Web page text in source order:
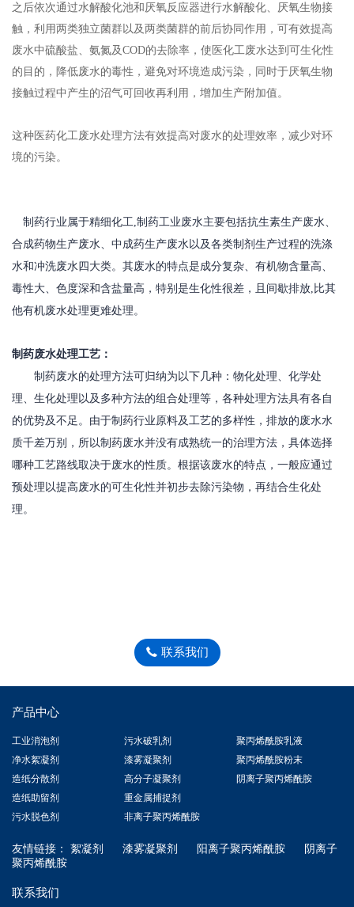
之后依次通过水解酸化池和厌氧反应器进行水解酸化、厌氧生物接
触，利用两类独立菌群以及两类菌群的前后协同作用，可有效提高
废水中硫酸盐、氨氮及COD的去除率，使医化工废水达到可生化性
的目的，降低废水的毒性，避免对环境造成污染，同时于厌氧生物
接触过程中产生的沼气可回收再利用，增加生产附加值。
这种医药化工废水处理方法有效提高对废水的处理效率，减少对环
境的污染。
制药行业属于精细化工,制药工业废水主要包括抗生素生产废水、
合成药物生产废水、中成药生产废水以及各类制剂生产过程的洗涤
水和冲洗废水四大类。其废水的特点是成分复杂、有机物含量高、
毒性大、色度深和含盐量高，特别是生化性很差，且间歇排放,比其
他有机废水处理更难处理。
制药废水处理工艺：
制药废水的处理方法可归纳为以下几种：物化处理、化学处
理、生化处理以及多种方法的组合处理等，各种处理方法具有各自
的优势及不足。由于制药行业原料及工艺的多样性，排放的废水水
质千差万别，所以制药废水并没有成熟统一的治理方法，具体选择
哪种工艺路线取决于废水的性质。根据该废水的特点，一般应通过
预处理以提高废水的可生化性并初步去除污染物，再结合生化处
理。
联系我们
产品中心
工业消泡剂
净水絮凝剂
造纸分散剂
造纸助留剂
污水脱色剂
污水破乳剂
漆雾凝聚剂
高分子凝聚剂
重金属捕捉剂
非离子聚丙烯酰胺
聚丙烯酰胺乳液
聚丙烯酰胺粉末
阴离子聚丙烯酰胺
友情链接： 絮凝剂 漆雾凝聚剂 阳离子聚丙烯酰胺
阴离子
聚丙烯酰胺
联系我们